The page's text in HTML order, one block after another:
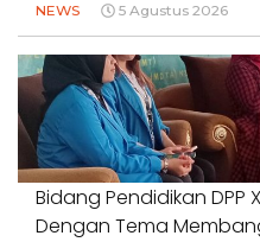
NEWS 5 Agustus 2026
Bidang Pendidikan DPP
Dengan Tema